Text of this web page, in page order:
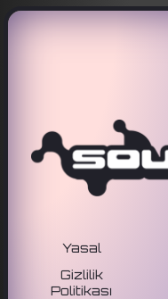
Yasal
Gizlilik
Politikası